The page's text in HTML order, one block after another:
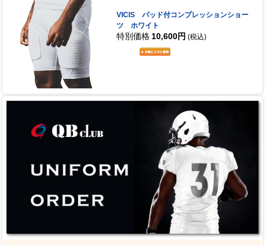
VICIS パッド付コンプレッションショー
ツ ホワイト
特別価格 10,600円 (税込)